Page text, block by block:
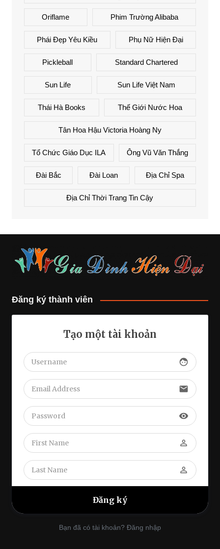
Oriflame Phim Trường Alibaba
Phái Đẹp Yêu Kiều Phụ Nữ Hiện Đại
Pickleball Standard Chartered
Sun Life Sun Life Việt Nam
Thái Hà Books Thế Giới Nước Hoa
Tân Hoa Hậu Victoria Hoàng Ny
Tổ Chức Giáo Dục ILA Ông Vũ Văn Thắng
Đài Bắc Đài Loan Địa Chỉ Spa
Địa Chỉ Thời Trang Tin Cậy
Đăng ký thành viên
Tạo một tài khoản
face
email
visibility
perm_identity
perm_identity
Bạn đã có tài khoản? Đăng nhập